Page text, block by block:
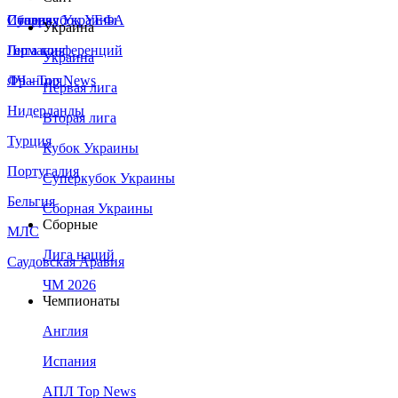
Сборная Украины
Италия
Германия
Франция
Нидерланды
Турция
Португалия
Бельгия
МЛС
Саудовская Аравия
Суперкубок УЕФА
Лига конференций
ЛЧ - Top News
Украина
Украина
Первая лига
Вторая лига
Кубок Украины
Суперкубок Украины
Сборная Украины
Сборные
Лига наций
ЧМ 2026
Чемпионаты
Англия
Испания
АПЛ Top News